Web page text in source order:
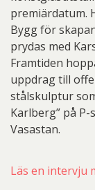
premiärdatum.
Bygg för
prydas med
Framtiden
uppdrag till
stålskulptur
Karlberg” på
Vasastan.
Läs en intervju